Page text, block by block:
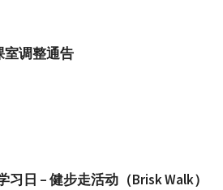
室调整通告
日 – 健步走活动（Brisk Walk）